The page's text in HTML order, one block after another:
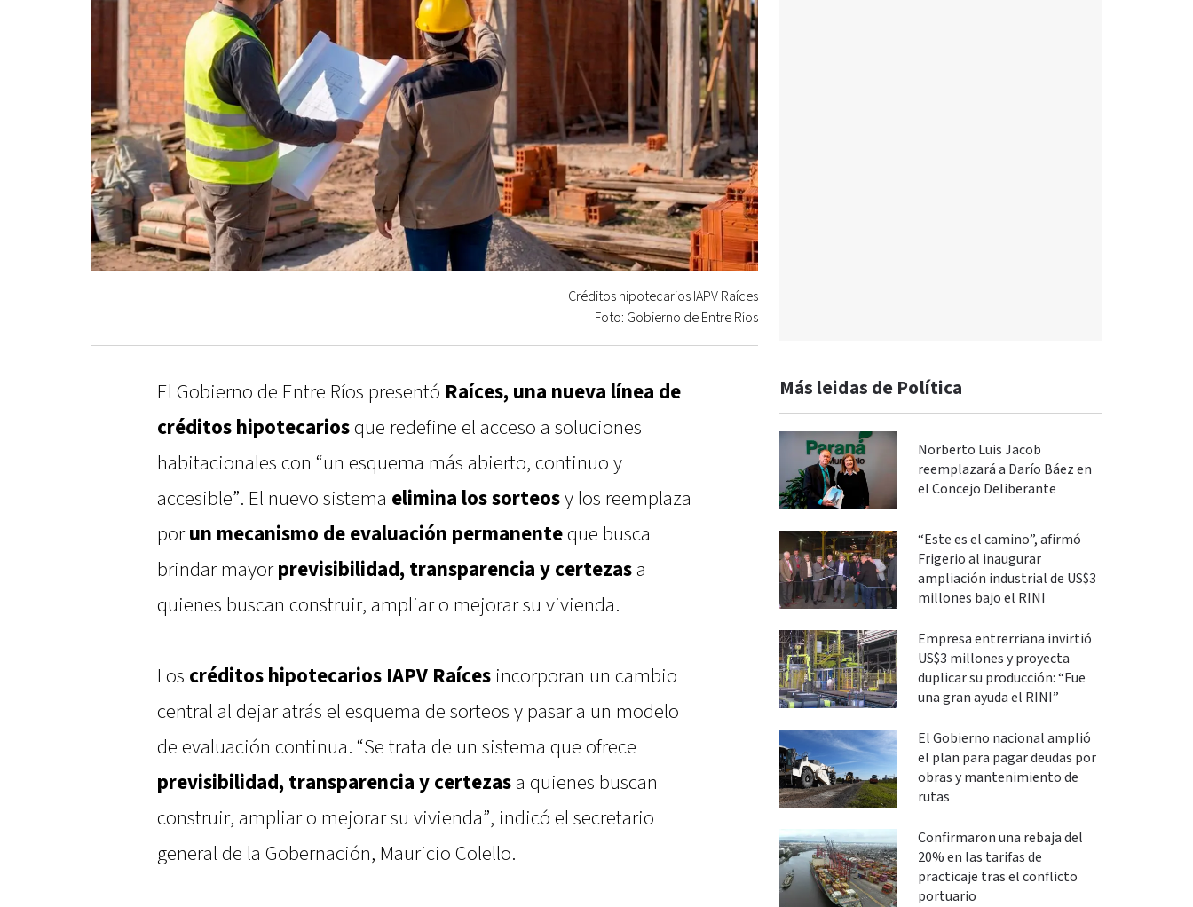
Créditos hipotecarios IAPV Raíces
Foto: Gobierno de Entre Ríos
El Gobierno de Entre Ríos presentó Raíces, una nueva línea de
créditos hipotecariosque redefine el acceso a soluciones
habitacionales con “un esquema más abierto, continuo y
accesible”. El nuevo sistema elimina los sorteosy los reemplaza
porun mecanismo de evaluación permanenteque busca
brindar mayorprevisibilidad, transparencia y certezas a
quienes buscan construir, ampliar o mejorar su vivienda.
Los créditos hipotecarios IAPV Raíces incorporan un cambio
central al dejar atrás el esquema de sorteos y pasar a un modelo
de evaluación continua. “Se trata de un sistema que ofrece
previsibilidad, transparencia y certezas a quienes buscan
construir, ampliar o mejorar su vivienda”, indicó el secretario
general de la Gobernación, Mauricio Colello.
Más leidas de Política
Norberto Luis Jacob
reemplazará a Darío Báez en
el Concejo Deliberante
“Este es el camino”, afirmó
Frigerio al inaugurar
ampliación industrial de US$3
millones bajo el RINI
Empresa entrerriana invirtió
US$3 millones y proyecta
duplicar su producción: “Fue
una gran ayuda el RINI”
El Gobierno nacional amplió
el plan para pagar deudas por
obras y mantenimiento de
rutas
Confirmaron una rebaja del
20% en las tarifas de
practicaje tras el conflicto
portuario